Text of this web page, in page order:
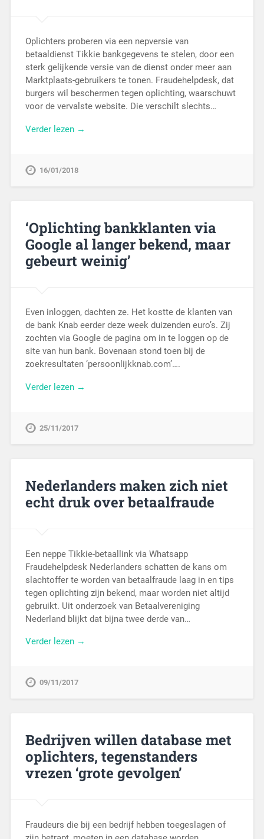
Oplichters proberen via een nepversie van
betaaldienst Tikkie bankgegevens te stelen, door een
sterk gelijkende versie van de dienst onder meer aan
Marktplaats-gebruikers te tonen. Fraudehelpdesk, dat
burgers wil beschermen tegen oplichting, waarschuwt
voor de vervalste website. Die verschilt slechts…
Verder lezen →
16/01/2018
‘Oplichting bankklanten via
Google al langer bekend, maar
gebeurt weinig’
Even inloggen, dachten ze. Het kostte de klanten van
de bank Knab eerder deze week duizenden euro’s. Zij
zochten via Google de pagina om in te loggen op de
site van hun bank. Bovenaan stond toen bij de
zoekresultaten ‘persoonlijkknab.com’….
Verder lezen →
25/11/2017
Nederlanders maken zich niet
echt druk over betaalfraude
Een neppe Tikkie-betaallink via Whatsapp
Fraudehelpdesk Nederlanders schatten de kans om
slachtoffer te worden van betaalfraude laag in en tips
tegen oplichting zijn bekend, maar worden niet altijd
gebruikt. Uit onderzoek van Betaalvereniging
Nederland blijkt dat bijna twee derde van…
Verder lezen →
09/11/2017
Bedrijven willen database met
oplichters, tegenstanders
vrezen ‘grote gevolgen’
Fraudeurs die bij een bedrijf hebben toegeslagen of